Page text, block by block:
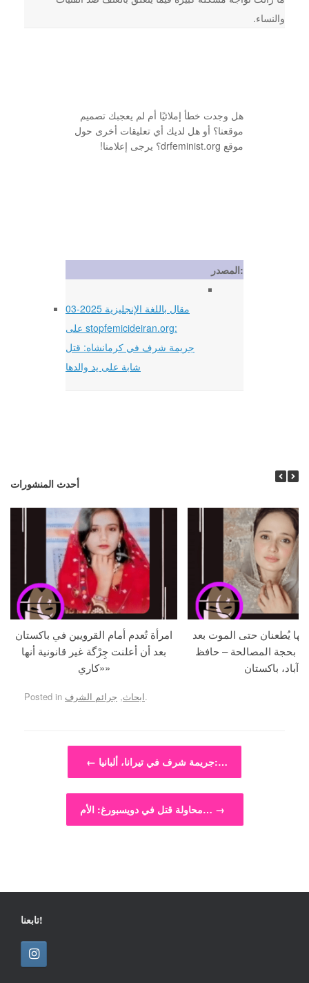
والنساء.
هل وجدت خطأ إملائيًا أم لم يعجبك تصميم
موقعنا؟ أو هل لديك أي تعليقات أخرى حول
موقع drfeminist.org؟ يرجى إعلامنا!
المصدر:
03-2025 مقال باللغة الإنجليزية
على stopfemicideiran.org:
جريمة شرف في كرمانشاه: قتل
شابة على يد والدها
أحدث المنشورات
امرأة تُعدم أمام القرويين في باكستان
بعد أن أعلنت جِرْگة غير قانونية أنها
«كاري»
يُطعنان حتى الموت بعد
بحجة المصالحة – حافظ
آباد، باكستان
Posted in ابحاث, جرائم الشرف .
Post navigation
← جريمة شرف في تيرانا، ألبانيا:…
محاولة قتل في دويسبورغ: الأم… →
تابعنا!